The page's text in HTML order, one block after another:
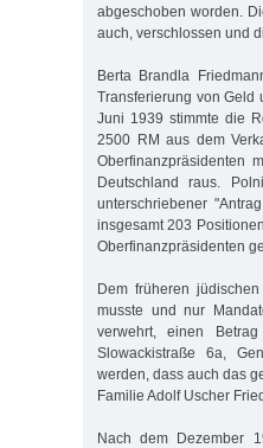
abgeschoben worden.
auch, verschlossen und
Berta Brandla
Transferierung von Geld
Juni 1939 stimmte die
2500 RM aus dem
Oberfinanzpräsidenten
Deutschland raus.
unterschriebener
insgesamt 203
Oberfinanzpräsidenten
Dem früheren
musste und nur
verwehrt, einen
Slowackistraße 6a,
werden, dass auch das
Familie Adolf Uscher
Nach dem Dezember